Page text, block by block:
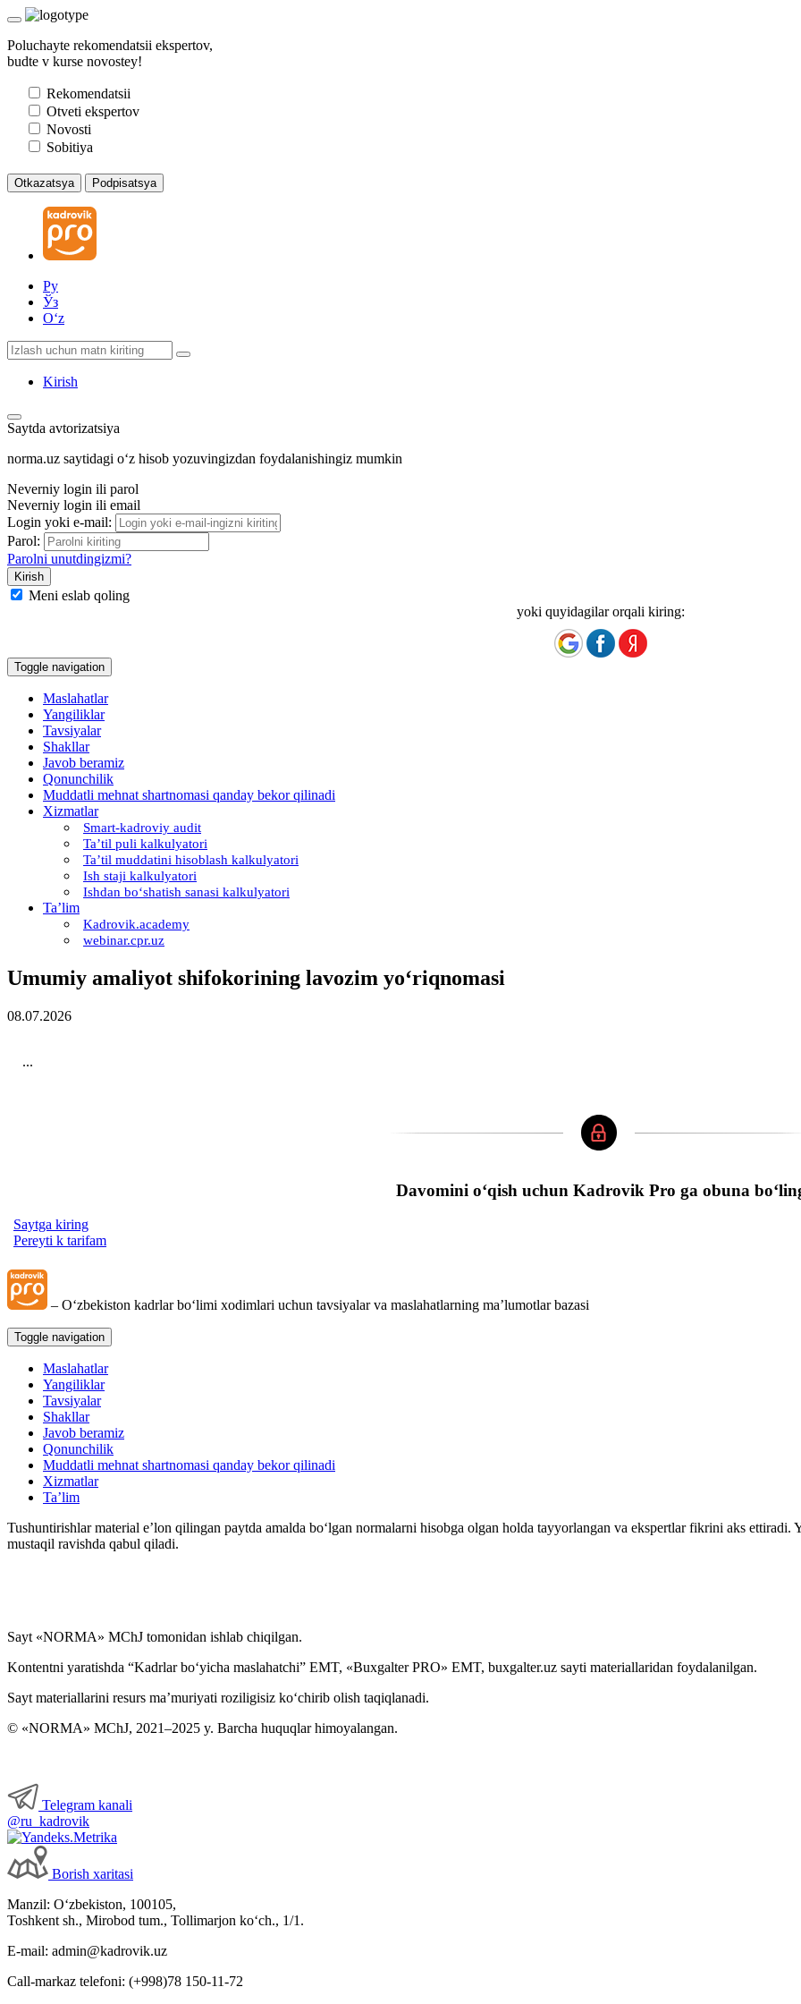
Poluchayte rekomendatsii ekspertov,
budte v kurse novostey!
Rekomendatsii
Otveti ekspertov
Novosti
Sobitiya
Otkazatsya Podpisatsya
Ру
Ўз
Oʻz
Kirish
Saytda avtorizatsiya
norma.uz saytidagi oʻz hisob yozuvingizdan foydalanishingiz mumkin
Neverniy login ili parol
Neverniy login ili email
Login yoki e-mail:
Parol:
Parolni unutdingizmi?
Meni eslab qoling
yoki quyidagilar orqali kiring:
Toggle navigation
Maslahatlar
Yangiliklar
Tavsiyalar
Shakllar
Javob beramiz
Qonunchilik
Muddatli mehnat shartnomasi qanday bekor qilinadi
Xizmatlar
Smart-kadroviy audit
Ta’til puli kalkulyatori
Ta’til muddatini hisoblash kalkulyatori
Ish staji kalkulyatori
Ishdan boʻshatish sanasi kalkulyatori
Ta’lim
Kadrovik.academy
webinar.cpr.uz
Umumiy amaliyot shifokorining lavozim yoʻriqnomasi
08.07.2026
...
Davomini oʻqish uchun Kadrovik Pro ga obuna
Saytga kiring
Pereyti k tarifam
– Oʻzbekiston kadrlar boʻlimi хodimlari uchun tavsiyalar va maslahatlarning ma’lumotlar bazasi
Toggle navigation
Maslahatlar
Yangiliklar
Tavsiyalar
Shakllar
Javob beramiz
Qonunchilik
Muddatli mehnat shartnomasi qanday bekor qilinadi
Xizmatlar
Ta’lim
Tushuntirishlar material e’lon qilingan paytda amalda boʻlgan normalarni hisobga olgan holda tayyorlangan va ekspertlar fikrini aks
mustaqil ravishda qabul qiladi.
Sayt «NORMA» MChJ tomonidan ishlab chiqilgan.
Kontentni yaratishda “Kadrlar boʻyicha maslahatchi” EMT, «Buxgalter PRO» EMT, buxgalter.uz sayti materiallaridan foydalanilgan.
Sayt materiallarini resurs ma’muriyati roziligisiz koʻchirib olish taqiqlanadi.
© «NORMA» MChJ, 2021–2025 y. Barcha huquqlar himoyalangan.
Telegram kanali
@ru_kadrovik
Borish хaritasi
Manzil: Oʻzbekiston, 100105,
Toshkent sh., Mirobod tum., Tollimarjon koʻch., 1/1.
E-mail: admin@kadrovik.uz
Call-markaz telefoni: (+998)78 150-11-72